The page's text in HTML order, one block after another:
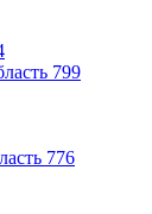
799
776